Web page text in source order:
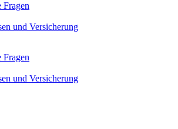
Fragen
und Versicherung
Fragen
und Versicherung